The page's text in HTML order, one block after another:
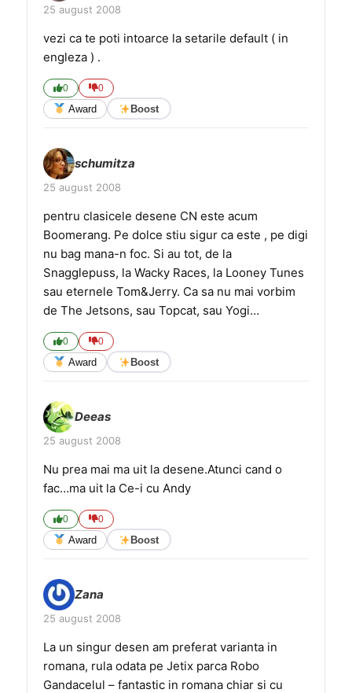
25 august 2008
vezi ca te poti intoarce la setarile default ( in
engleza ) .
0 0
Award Boost
schumitza
25 august 2008
pentru clasicele desene CN este acum
Boomerang. Pe dolce stiu sigur ca este , pe digi
nu bag mana-n foc. Si au tot, de la
Snagglepuss, la Wacky Races, la Looney Tunes
sau eternele Tom&Jerry. Ca sa nu mai vorbim
de The Jetsons, sau Topcat, sau Yogi…
0 0
Award Boost
Deeas
25 august 2008
Nu prea mai ma uit la desene.Atunci cand o
fac…ma uit la Ce-i cu Andy
0 0
Award Boost
Zana
25 august 2008
La un singur desen am preferat varianta in
romana, rula odata pe Jetix parca Robo
Gandacelul – fantastic in romana chiar si cu